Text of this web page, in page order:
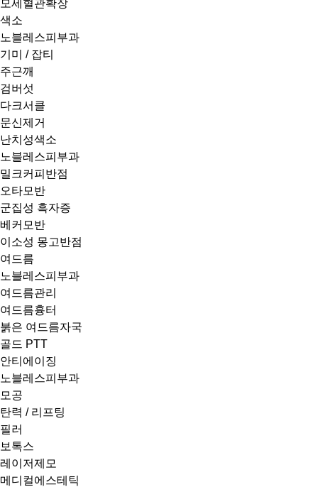
모세혈관확장
색소
노블레스피부과
기미 / 잡티
주근깨
검버섯
다크서클
문신제거
난치성색소
노블레스피부과
밀크커피반점
오타모반
군집성 흑자증
베커모반
이소성 몽고반점
여드름
노블레스피부과
여드름관리
여드름흉터
붉은 여드름자국
골드 PTT
안티에이징
노블레스피부과
모공
탄력 / 리프팅
필러
보톡스
레이저제모
메디컬에스테틱